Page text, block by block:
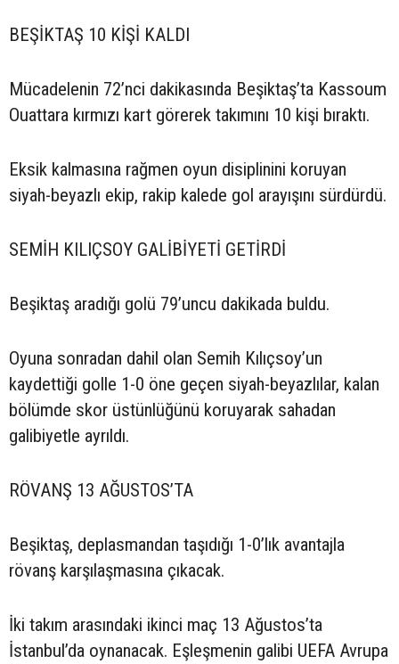
BEŞİKTAŞ 10 KİŞİ KALDI
Mücadelenin 72’nci dakikasında Beşiktaş’ta Kassoum
Ouattara kırmızı kart görerek takımını 10 kişi bıraktı.
Eksik kalmasına rağmen oyun disiplinini koruyan
siyah-beyazlı ekip, rakip kalede gol arayışını sürdürdü.
SEMİH KILIÇSOY GALİBİYETİ GETİRDİ
Beşiktaş aradığı golü 79’uncu dakikada buldu.
Oyuna sonradan dahil olan Semih Kılıçsoy’un
kaydettiği golle 1-0 öne geçen siyah-beyazlılar, kalan
bölümde skor üstünlüğünü koruyarak sahadan
galibiyetle ayrıldı.
RÖVANŞ 13 AĞUSTOS’TA
Beşiktaş, deplasmandan taşıdığı 1-0’lık avantajla
rövanş karşılaşmasına çıkacak.
İki takım arasındaki ikinci maç 13 Ağustos’ta
İstanbul’da oynanacak. Eşleşmenin galibi UEFA Avrupa